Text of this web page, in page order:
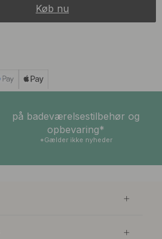
På lager
Køb nu
på badeværelsestilbehør og
opbevaring*
*Gælder ikke nyheder